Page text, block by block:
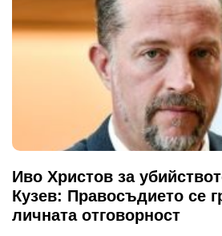
Иво Христов за
Кузев: Правосъдието се
личната отговорност